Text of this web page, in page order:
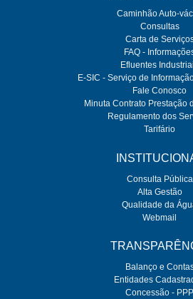
Caminhão Auto-
Consultas
Carta de
FAQ -
Efluentes
E-SIC - Serviço de
Fale Conosco
Minuta Contrato Prestação
Regulamento dos
Tarifário
Consulta Pública
Alta Gestão
Qualidade da
Webmail
Balanço e
Entidades
Concessão - PPP